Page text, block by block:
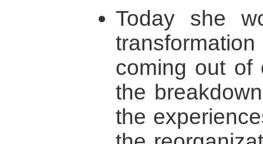
Today she
coming out of
the
the